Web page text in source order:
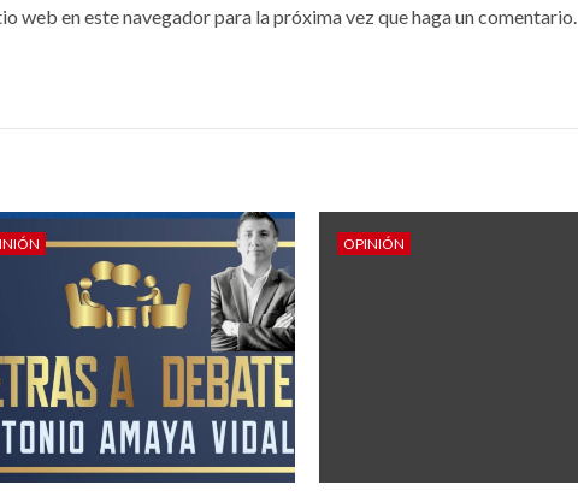
web en este navegador para la próxima vez que haga un comentario.
OPINIÓN
México